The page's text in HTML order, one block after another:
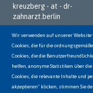
kreuzberg - at - dr-
zahnarzt.berlin
Zahnarztpraxis in Berlin
Marzahn
Telephone 030 931 70 62
marzahn - at - dr-
zahnarzt.berlin
Wir verwenden auf unserer
Cookies, die für die
Cookies, die die
helfen, anonyme Statistiken über
Cookies, die relevante Inhalte und
akzeptieren" klicken, stimmen Sie